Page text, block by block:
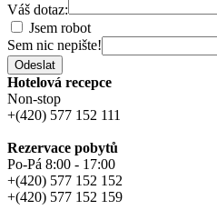
Váš dotaz:
Jsem robot
Sem nic nepište!
Odeslat
Hotelová recepce
Non-stop
+(420) 577 152 111
Rezervace pobytů
Po-Pá 8:00 - 17:00
+(420) 577 152 152
+(420) 577 152 159